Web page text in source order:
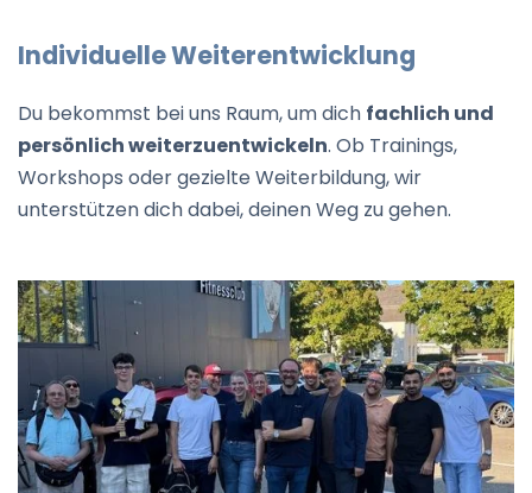
Individuelle Weiterentwicklung
Du bekommst bei uns Raum, um dich fachlich und
persönlich weiterzuentwickeln. Ob Trainings,
Workshops oder gezielte Weiterbildung, wir
unterstützen dich dabei, deinen Weg zu gehen.